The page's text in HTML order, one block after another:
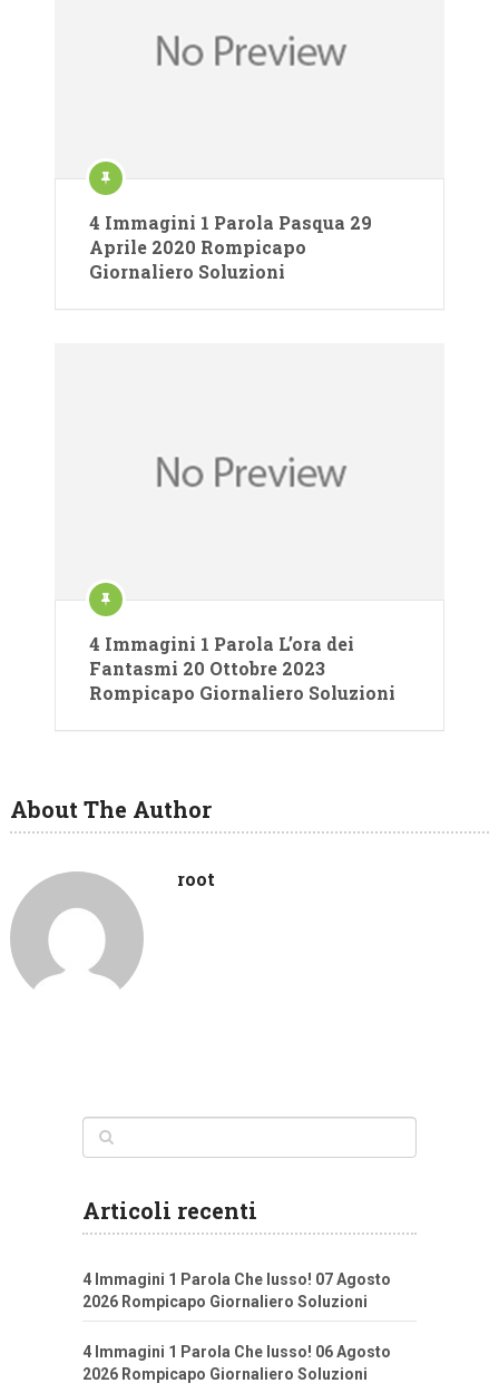
4 Immagini 1 Parola Pasqua 29
Aprile 2020 Rompicapo
Giornaliero Soluzioni
4 Immagini 1 Parola L’ora dei
Fantasmi 20 Ottobre 2023
Rompicapo Giornaliero Soluzioni
About The Author
root
Articoli recenti
4 Immagini 1 Parola Che lusso! 07 Agosto
2026 Rompicapo Giornaliero Soluzioni
4 Immagini 1 Parola Che lusso! 06 Agosto
2026 Rompicapo Giornaliero Soluzioni